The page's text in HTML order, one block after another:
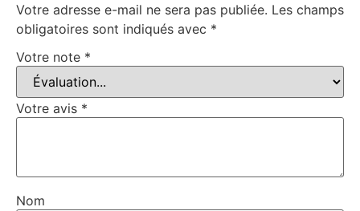
Votre adresse e-mail ne sera pas publiée. Les champs
obligatoires sont indiqués avec *
Votre note *
Votre avis *
Nom